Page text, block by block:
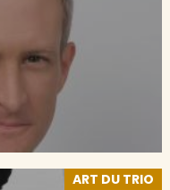
ART DU TRIO